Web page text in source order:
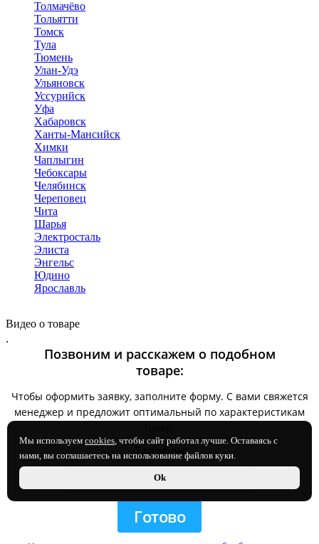
Мы используем cookies, чтобы сайт работал лучше. Оставаясь с
нами, вы соглашаетесь на использование файлов куки.
Ok
Толмачёво
Тольятти
Томск
Тула
Тюмень
Улан-Удэ
Ульяновск
Уссурийск
Уфа
Хабаровск
Ханты-Мансийск
Химки
Чаплыгин
Чебоксары
Челябинск
Череповец
Чита
Шарья
Электросталь
Элиста
Энгельс
Юдино
Ярославль
Видео о товаре
.
Позвоним и расскажем о подобном
товаре:
Чтобы оформить заявку, заполните форму. С вами свяжется
менеджер и предложит оптимальный по характеристикам
Телефон